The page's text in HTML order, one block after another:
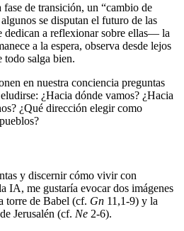
de transición, un “cambio de
se disputan el futuro de las
dedican a reflexionar sobre ellas— la
a la espera, observa desde lejos
todo salga bien.
en nuestra conciencia preguntas
¿Hacia dónde vamos? ¿Hacia
¿Qué dirección elegir como
y discernir cómo vivir con
IA, me gustaría evocar dos imágenes
torre de Babel (cf. Gn 11,1-9) y la
Jerusalén (cf. Ne 2-6).